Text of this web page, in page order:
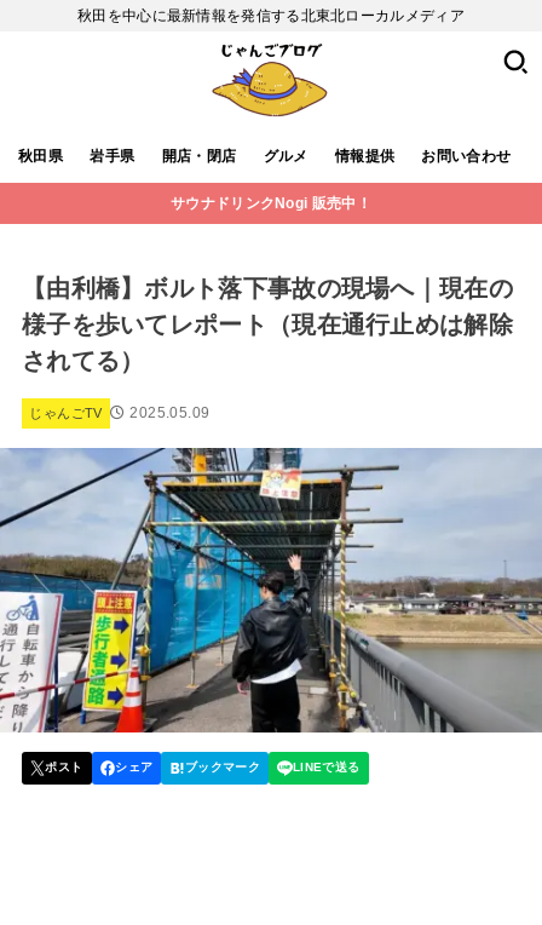
秋田を中心に最新情報を発信する北東北ローカルメディア
秋田県 岩手県 開店・閉店 グルメ 情報提供 お問い合わせ
サウナドリンクNogi 販売中！
【由利橋】ボルト落下事故の現場へ｜現在の
様子を歩いてレポート（現在通行止めは解除
されてる）
じゃんごTV 2025.05.09